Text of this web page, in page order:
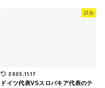
試合
2025.11.17
ドイツ代表VSスロバキア代表のテ